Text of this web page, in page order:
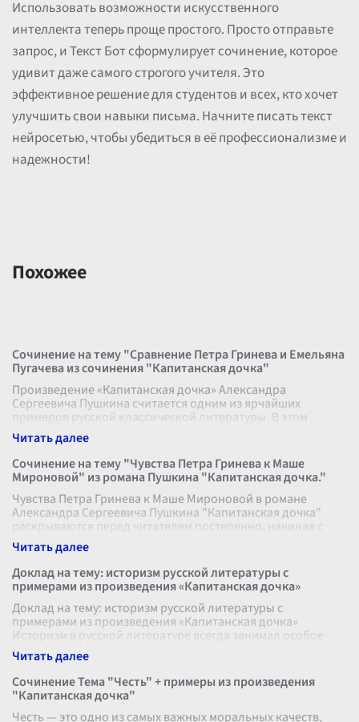
Использовать возможности искусственного
интеллекта теперь проще простого. Просто отправьте
запрос, и Текст Бот сформулирует сочинение, которое
удивит даже самого строгого учителя. Это
эффективное решение для студентов и всех, кто хочет
улучшить свои навыки письма. Начните писать текст
нейросетью, чтобы убедиться в её профессионализме и
надежности!
Похожее
Сочинение на тему "Сравнение Петра Гринева и Емельяна
Пугачева из сочинения "Капитанская дочка"
Произведение «Капитанская дочка» Александра
Сергеевича Пушкина считается одним из ярчайших
примеров русской классической литературы. В этом
произведении автор мастерски изображает
Сочинение на тему "Чувства Петра Гринева к Маше
Мироновой" из романа Пушкина "Капитанская дочка."
Чувства Петра Гринева к Маше Мироновой в романе
Александра Сергеевича Пушкина "Капитанская дочка"
раскрываются перед читателем постепенно, начиная с
самой первой встречи героев. Пе
Доклад на тему: историзм русской литературы с
примерами из произведения «Капитанская дочка»
Доклад на тему: историзм русской литературы с
примерами из произведения «Капитанская дочка»
Историзм в русской литературе всегда занимал особое
место, отображая культурное и полит
Сочинение Тема "Честь" + примеры из произведения
"Капитанская дочка"
Честь — это одно из самых важных моральных качеств,